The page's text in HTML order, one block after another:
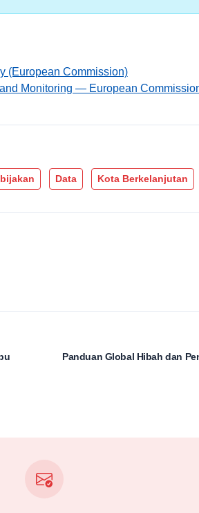
(European Commission)
Monitoring — European
Data Kota Berkelanjutan
Panduan Global Hibah dan